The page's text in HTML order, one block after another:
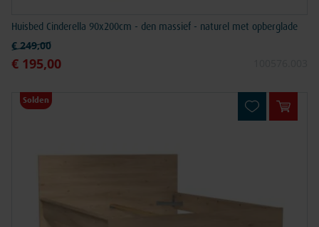
Huisbed Cinderella 90x200cm - den massief - naturel met opberglade
Speciale prijs
€ 195,00
Normale prijs
€ 249,00
Solden
In